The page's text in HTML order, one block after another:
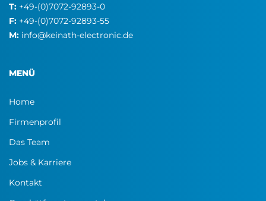
T: +49-(0)7072-92893-0
F: +49-(0)7072-92893-55
M: info@keinath-electronic.de
MENÜ
Home
Firmenprofil
Das Team
Jobs & Karriere
Kontakt